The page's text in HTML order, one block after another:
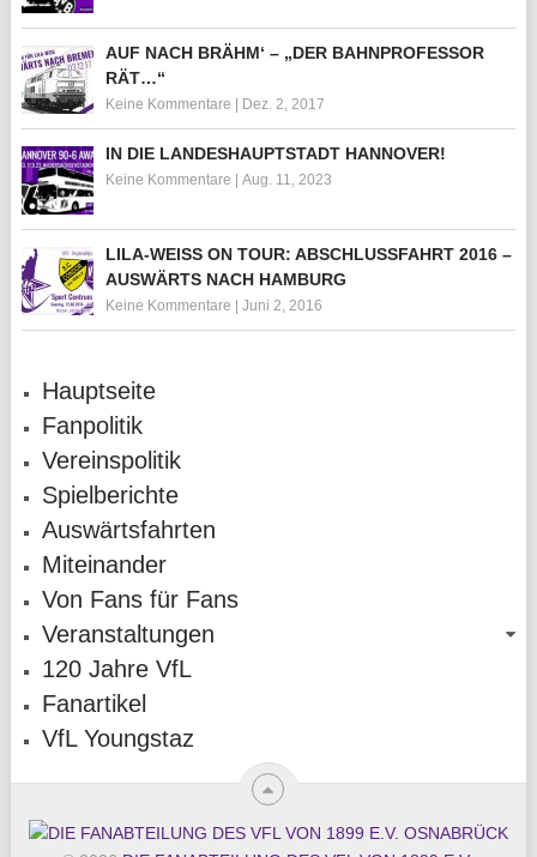
AUF NACH BRÄHM‘ – „DER BAHNPROFESSOR
RÄT…“
Keine Kommentare Dez. 2, 2017
IN DIE LANDESHAUPTSTADT HANNOVER!
Keine Kommentare Aug. 11, 2023
LILA-WEISS ON TOUR: ABSCHLUSSFAHRT 2016 – A
USWÄRTS NACH HAMBURG
Keine Kommentare Juni 2, 2016
Hauptseite
Fanpolitik
Vereinspolitik
Spielberichte
Auswärtsfahrten
Miteinander
Von Fans für Fans
Veranstaltungen
120 Jahre VfL
Fanartikel
VfL Youngstaz